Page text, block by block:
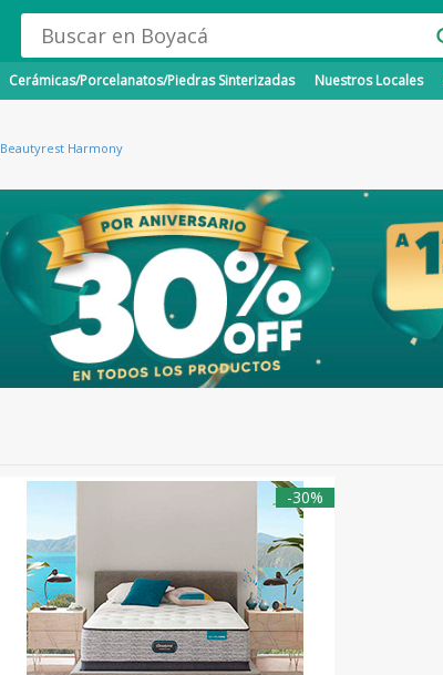
Cerámicas/Porcelanatos/Piedras Sinterizadas Nuestros Locales
Beautyrest Harmony
-30%